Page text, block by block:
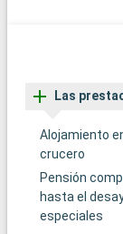
Las
Alojamiento
crucero
Pensión
hasta el
especiales